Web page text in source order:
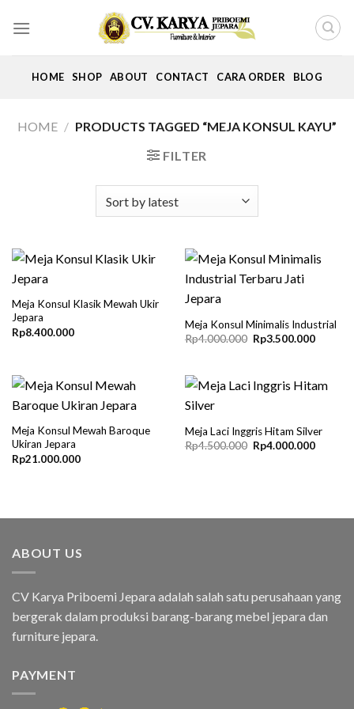
HOME SHOP ABOUT CONTACT CARA ORDER BLOG
HOME / PRODUCTS TAGGED “MEJA KONSUL KAYU”
FILTER
Meja Konsul Klasik Mewah Ukir
Jepara
Rp8.400.000
Meja Konsul Minimalis Industrial
Rp4.000.000 Original
price
Rp3.500.000Current
Meja Konsul Mewah Baroque
Ukiran Jepara
Rp21.000.000
Meja Laci Inggris Hitam Silver
Rp4.500.000 Original
price
Rp4.000.000Current
ABOUT US
CV Karya Priboemi Jepara adalah salah satu perusahaan yang
bergerak dalam produksi barang-barang mebel jepara dan
furniture jepara.
PAYMENT